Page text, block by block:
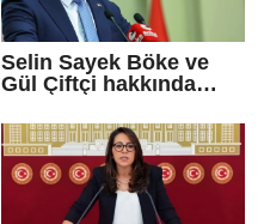
Selin Sayek Böke ve
Gül Çiftçi hakkında
başlatılacak